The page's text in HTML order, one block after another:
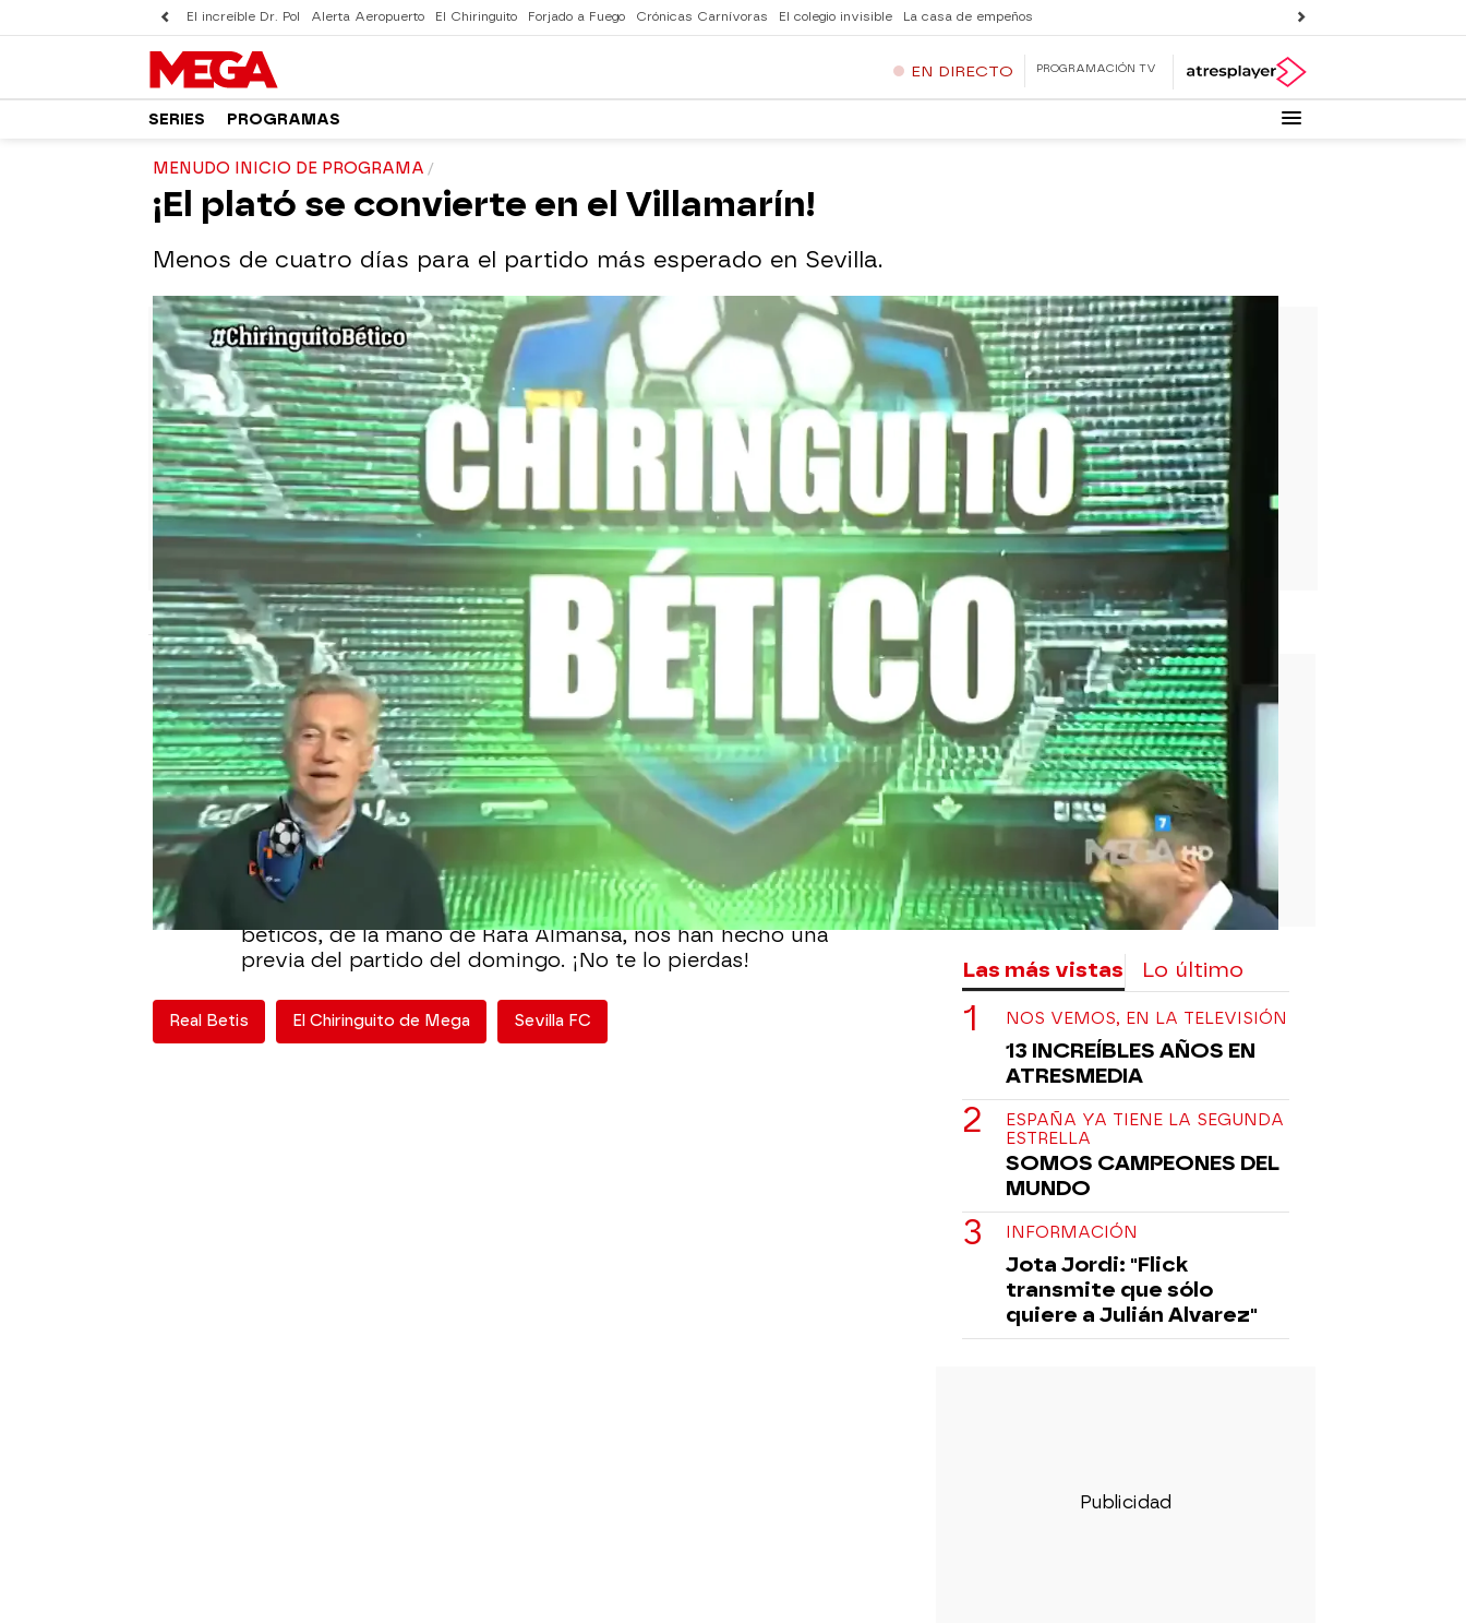
El increíble Dr. Pol Alerta Aeropuerto El Chiringuito Forjado a Fuego Crónicas Carnívoras El colegio invisible La casa de empeños
EN DIRECTO PROGRAMACIÓN TV
SERIES PROGRAMAS
MENUDO INICIO DE PROGRAMA
¡El plató se convierte en el Villamarín!
Menos de cuatro días para el partido más esperado en Sevilla.
El Chiringuito
Madrid
Actualizado:23 de febrero de 2022, 06:00
Publicado:23 de febrero de 2022, 00:14
WhatsappFacebook Flipboard
¡Menudo inicio de programa! Rafa Almansa nos acompaña
junto a Capi e Ito, dos leyendas del Real Betis Balompié, en la
previa del Gran Derbi. El domingo, el Sánchez-Pizjuán acogerá
el partido más esperado para Sevilla.
El plató se ha convertido en el estadio verdiblanco. Los
béticos, de la mano de Rafa Almansa, nos han hecho una
previa del partido del domingo. ¡No te lo pierdas!
Real Betis El Chiringuito de Mega Sevilla FC
Las más vistas Lo último
NOS VEMOS, EN LA TELEVISIÓN
13 INCREÍBLES AÑOS EN
ATRESMEDIA
ESPAÑA YA TIENE LA SEGUNDA
ESTRELLA
SOMOS CAMPEONES DEL
MUNDO
INFORMACIÓN
Jota Jordi: "Flick
transmite que sólo
quiere a Julián Alvarez"